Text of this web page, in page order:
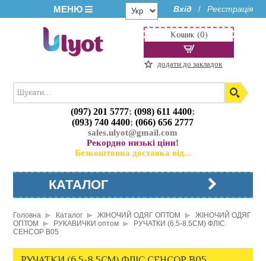
МЕНЮ Вхід / Реєстрація
(097) 201 5777;(098) 611 4400;
(093) 740 4400;(066) 656 2777
sales.ulyot@gmail.com
Рекордно низькі ціни!
Безкоштовна доставка від...
Кошик (0)
додати до закладок
КАТАЛОГ
Головна Каталог ЖІНОЧИЙ ОДЯГ ОПТОМ
ЖІНОЧИЙ ОДЯГ
ОПТОМ
РУКАВИЧКИ оптом
РУЧАТКИ (6.5-8.5СМ) ФЛІС
СЕНСОР B05